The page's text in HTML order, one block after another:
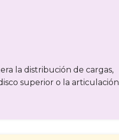
la distribución de cargas,
superior o la articulación